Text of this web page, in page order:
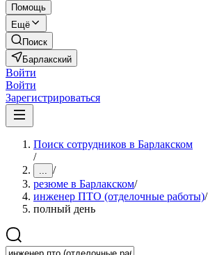
Помощь
Ещё
Поиск
Барлакский
Войти
Войти
Зарегистрироваться
Поиск сотрудников в Барлакском
/
... /
резюме в Барлакском/
инженер ПТО (отделочные работы)/
полный день